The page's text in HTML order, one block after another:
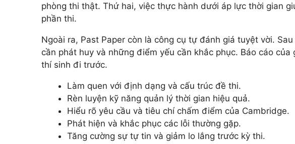
phòng thi thật. Thứ hai, việc thực hành dưới áp lực thời gian
phần thi.
Ngoài ra, Past Paper còn là công cụ tự đánh giá tuyệt vời.
cần phát huy và những điểm yếu cần khắc phục. Báo cáo
thí sinh đi trước.
Làm quen với định dạng và cấu trúc đề thi.
Rèn luyện kỹ năng quản lý thời gian hiệu quả.
Hiểu rõ yêu cầu và tiêu chí chấm điểm của Cambridge.
Phát hiện và khắc phục các lỗi thường gặp.
Tăng cường sự tự tin và giảm lo lắng trước kỳ thi.